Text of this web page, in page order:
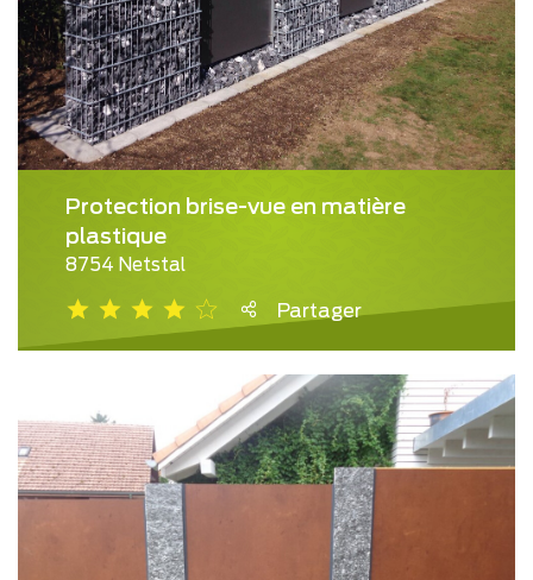
Protection brise-vue en matière
plastique
8754 Netstal
Partager